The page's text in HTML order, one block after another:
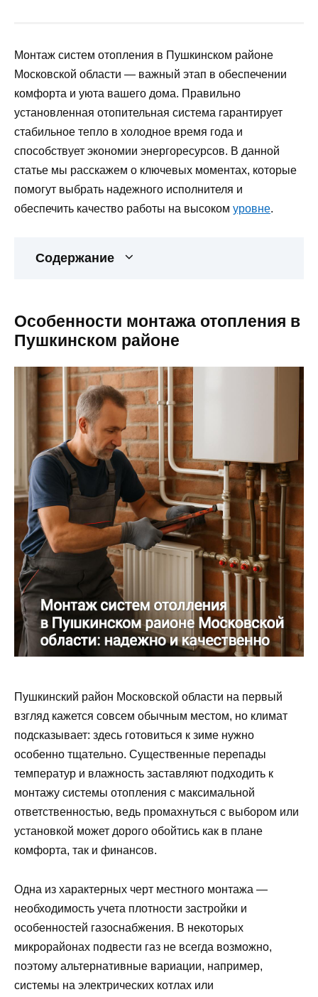
Монтаж систем отопления в Пушкинском районе
Московской области — важный этап в обеспечении
комфорта и уюта вашего дома. Правильно
установленная отопительная система гарантирует
стабильное тепло в холодное время года и
способствует экономии энергоресурсов. В данной
статье мы расскажем о ключевых моментах, которые
помогут выбрать надежного исполнителя и
обеспечить качество работы на высоком уровне.
Содержание
Особенности монтажа отопления в
Пушкинском районе
Пушкинский район Московской области на первый
взгляд кажется совсем обычным местом, но климат
подсказывает: здесь готовиться к зиме нужно
особенно тщательно. Существенные перепады
температур и влажность заставляют подходить к
монтажу системы отопления с максимальной
ответственностью, ведь промахнуться с выбором или
установкой может дорого обойтись как в плане
комфорта, так и финансов.
Одна из характерных черт местного монтажа —
необходимость учета плотности застройки и
особенностей газоснабжения. В некоторых
микрорайонах подвести газ не всегда возможно,
поэтому альтернативные вариации, например,
системы на электрических котлах или